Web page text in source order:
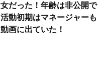
女だった！年齢は非公開で
活動初期はマネージャーも
動画に出ていた！